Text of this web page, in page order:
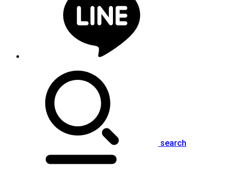
search